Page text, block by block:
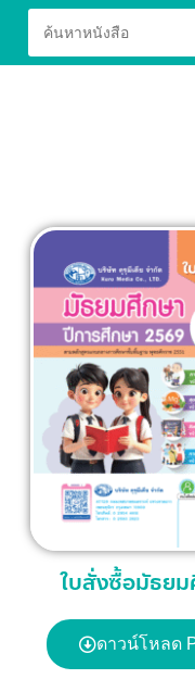
ใบสั่งซื้อมัธย
ดาวน์โหลด